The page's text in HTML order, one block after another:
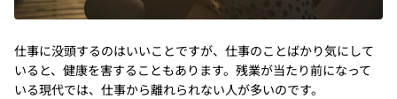
仕事に没頭するのはいいことですが、仕事のことばかり気にして
いると、健康を害することもあります。残業が当たり前になって
いる現代では、仕事から離れられない人が多いのです。